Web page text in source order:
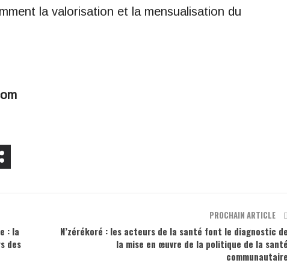
la valorisation et la mensualisation du
: la
des
PROCHAIN ARTICLE
N’zérékoré : les acteurs de la santé font le diagnostic de
la mise en œuvre de la politique de la santé
communautaire